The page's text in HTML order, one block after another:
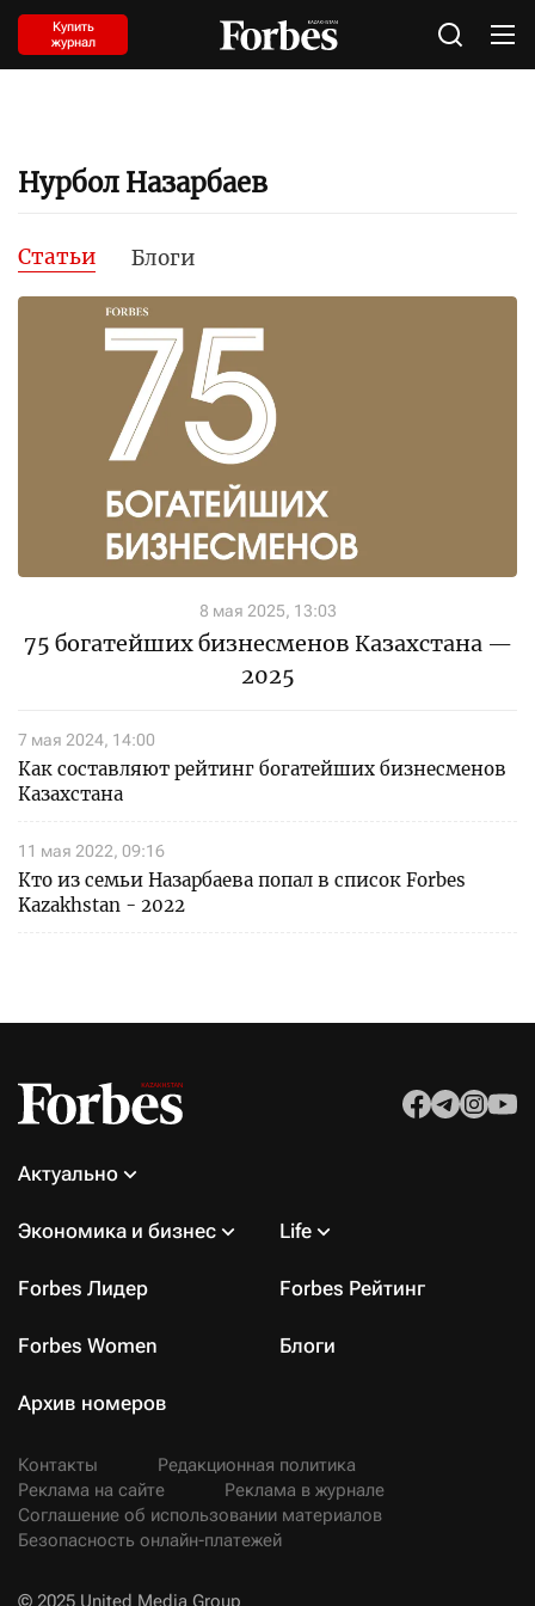
Купить
журнал
Нурбол Назарбаев
Статьи Блоги
8 мая 2025, 13:03
75 богатейших бизнесменов Казахстана —
2025
7 мая 2024, 14:00
Как составляют рейтинг богатейших бизнесменов
Казахстана
11 мая 2022, 09:16
Кто из семьи Назарбаева попал в список Forbes
Kazakhstan - 2022
Актуально
Экономика и бизнес Life
Forbes Лидер Forbes Рейтинг
Forbes Women Блоги
Архив номеров
Контакты
Редакционная политика
Реклама на сайте
Реклама в журнале
Соглашение об использовании материалов
Безопасность онлайн-платежей
© 2025 United Media Group